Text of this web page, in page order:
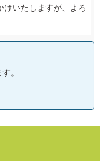
けいたしますが、よろ
。